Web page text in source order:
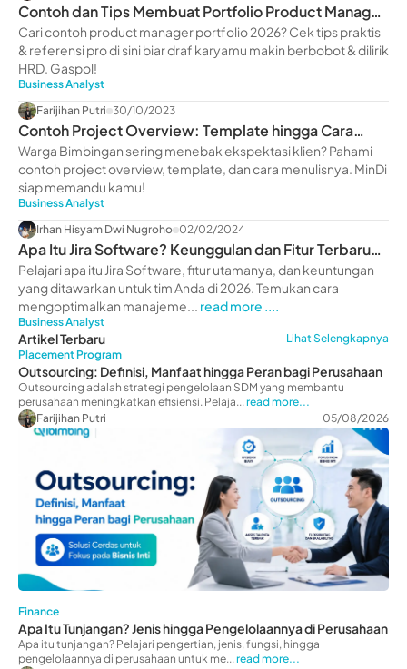
Contoh dan Tips Membuat Portfolio Product Manager
2026
Cari contoh product manager portfolio 2026? Cek tips praktis
& referensi pro di sini biar draf karyamu makin berbobot & dilirik
HRD. Gaspol!
Business Analyst
Farijihan Putri 30/10/2023
Contoh Project Overview: Template hingga Cara
Menulisnya
Warga Bimbingan sering menebak ekspektasi klien? Pahami
contoh project overview, template, dan cara menulisnya. MinDi
siap memandu kamu!
Business Analyst
Irhan Hisyam Dwi Nugroho 02/02/2024
Apa Itu Jira Software? Keunggulan dan Fitur Terbaru
2026
Pelajari apa itu Jira Software, fitur utamanya, dan keuntungan
yang ditawarkan untuk tim Anda di 2026. Temukan cara
mengoptimalkan manajeme... read more ....
Business Analyst
Artikel Terbaru
Lihat Selengkapnya
Placement Program
Outsourcing: Definisi, Manfaat hingga Peran bagi Perusahaan
Outsourcing adalah strategi pengelolaan SDM yang membantu
perusahaan meningkatkan efisiensi. Pelaja...read more...
Farijihan Putri
05/08/2026
Finance
Apa Itu Tunjangan? Jenis hingga Pengelolaannya di Perusahaan
Apa itu tunjangan? Pelajari pengertian, jenis, fungsi, hingga
pengelolaannya di perusahaan untuk me...read more...